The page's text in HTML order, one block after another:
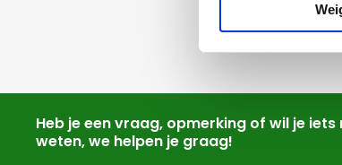
Heb je een vraag, opmerking of wil je iets
weten, we helpen je graag!